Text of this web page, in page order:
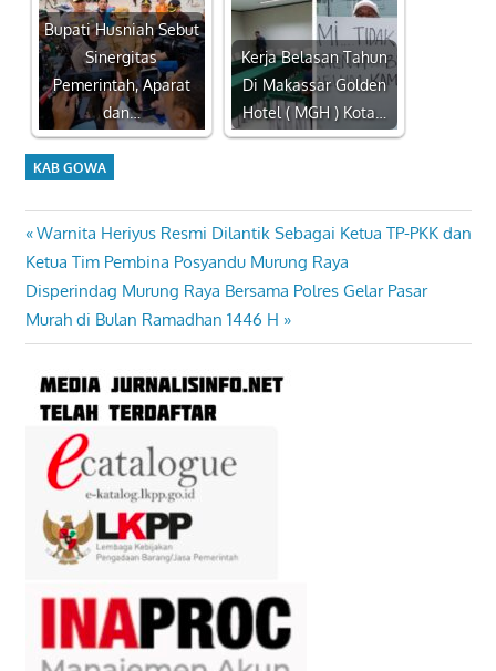
Bupati Husniah Sebut
Sinergitas
Pemerintah, Aparat
dan…
Kerja Belasan Tahun
Di Makassar Golden
Hotel ( MGH ) Kota…
KAB GOWA
Navigasi
pos
Previous
Post:
Warnita Heriyus Resmi Dilantik Sebagai Ketua TP-PKK dan
Ketua Tim Pembina Posyandu Murung Raya
Next
Post:
Disperindag Murung Raya Bersama Polres Gelar Pasar
Murah di Bulan Ramadhan 1446 H